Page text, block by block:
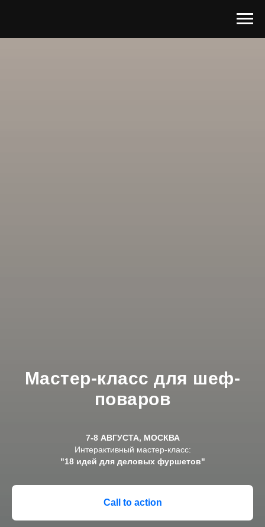
Мастер-класс для шеф-
поваров
7-8 АВГУСТА, МОСКВА
Интерактивный мастер-класс:
"18 идей для деловых фуршетов"
Call to action